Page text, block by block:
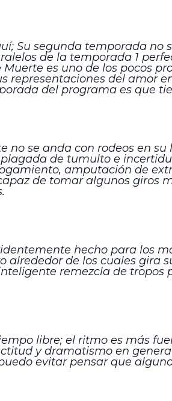
Su segunda temporada
de la temporada 1
es uno de los pocos
representaciones del amor
del programa es que
se anda con rodeos en
de tumulto e
amputación de
de tomar algunos giros
hecho para los
de los cuales gira
remezcla de
libre; el ritmo es más
y dramatismo en
evitar pensar que